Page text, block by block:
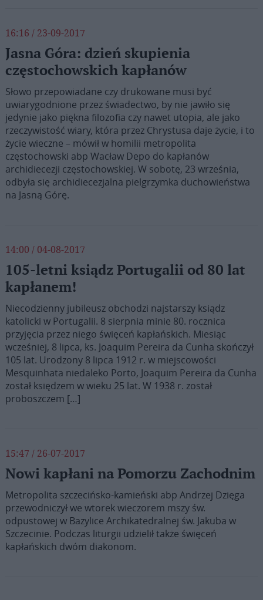
16:16 / 23-09-2017
Jasna Góra: dzień skupienia
częstochowskich kapłanów
Słowo przepowiadane czy drukowane musi być
uwiarygodnione przez świadectwo, by nie jawiło się
jedynie jako piękna filozofia czy nawet utopia, ale jako
rzeczywistość wiary, która przez Chrystusa daje życie, i to
życie wieczne – mówił w homilii metropolita
częstochowski abp Wacław Depo do kapłanów
archidiecezji częstochowskiej. W sobotę, 23 września,
odbyła się archidiecezjalna pielgrzymka duchowieństwa
na Jasną Górę.
14:00 / 04-08-2017
105-letni ksiądz Portugalii od 80 lat
kapłanem!
Niecodzienny jubileusz obchodzi najstarszy ksiądz
katolicki w Portugalii. 8 sierpnia minie 80. rocznica
przyjęcia przez niego święceń kapłańskich. Miesiąc
wcześniej, 8 lipca, ks. Joaquim Pereira da Cunha skończył
105 lat. Urodzony 8 lipca 1912 r. w miejscowości
Mesquinhata niedaleko Porto, Joaquim Pereira da Cunha
został księdzem w wieku 25 lat. W 1938 r. został
proboszczem […]
15:47 / 26-07-2017
Nowi kapłani na Pomorzu Zachodnim
Metropolita szczecińsko-kamieński abp Andrzej Dzięga
przewodniczył we wtorek wieczorem mszy św.
odpustowej w Bazylice Archikatedralnej św. Jakuba w
Szczecinie. Podczas liturgii udzielił także święceń
kapłańskich dwóm diakonom.